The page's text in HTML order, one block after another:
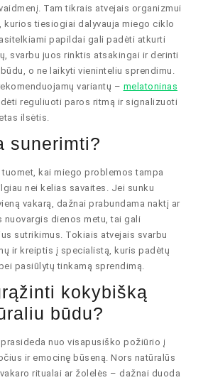
Tam tikrais atvejais organizmui
kurios tiesiogiai dalyvauja miego ciklo
papildai gali padėti atkurti
svarbu juos rinktis atsakingai ir derinti
o ne laikyti vieninteliu sprendimu.
variantų – melatoninas
reguliuoti paros ritmą ir signalizuoti
ilsėtis.
sunerimti?
kai miego problemos tampa
nei kelias savaites. Jei sunku
vakarą, dažnai prabundama naktį ar
nuovargis dienos metu, tai gali
sutrikimus. Tokiais atvejais svarbu
ir kreiptis į specialistą, kuris padėtų
pasiūlytų tinkamą sprendimą.
kokybišką
būdu?
nuo visapusiško požiūrio į
ir emocinę būseną. Nors natūralūs
ritualai ar žolelės – dažnai duoda